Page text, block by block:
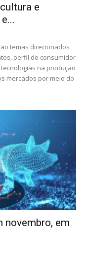
e
temas direcionados
perfil do consumidor
na produção
mercados por meio do
novembro, em